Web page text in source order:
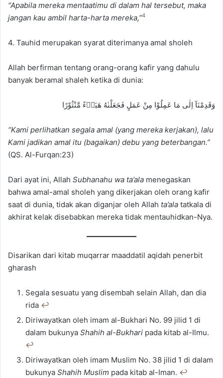
“Apabila mereka mentaatimu di dalam hal tersebut, maka
jangan kau ambil harta-harta mereka,”4
4. Tauhid merupakan syarat diterimanya amal sholeh
Allah berfirman tentang orang-orang kafir yang dahulu
banyak beramal shaleh ketika di dunia:
وَقَدِمْنَآ اِلٰى مَا عَمِلُوْا مِنْ عَمَلٍ فَجَعَلْنٰهُ هَبَاۤءً مَّنْثُوْرًا
“Kami perlihatkan segala amal (yang mereka kerjakan), lalu
Kami jadikan amal itu (bagaikan) debu yang beterbangan.”
(QS. Al-Furqan:23)
Dari ayat ini, Allah Subhanahu wa ta’ala menegaskan
bahwa amal-amal sholeh yang dikerjakan oleh orang kafir
saat di dunia, tidak akan diganjar oleh Allah ta’ala tatkala di
akhirat kelak disebabkan mereka tidak mentauhidkan-Nya.
Disarikan dari kitab muqarrar maaddatil aqidah penerbit
gharash
Segala sesuatu yang disembah selain Allah, dan dia
rida ↩︎
Diriwayatkan oleh imam al-Bukhari No. 99 jilid 1 di
dalam bukunya Shahih al-Bukhari pada kitab al-Ilmu.
↩︎
Diriwayatkan oleh imam Muslim No. 38 jilid 1 di dalam
bukunya Shahih Muslim pada kitab al-Iman. ↩︎